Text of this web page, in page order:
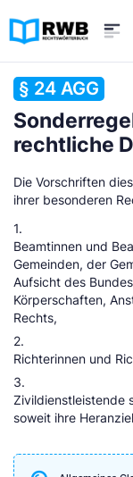
§ 24 AGG
rechtliche
Die Vorschriften
ihrer besonderen
1.
Beamtinnen und
Gemeinden, der
Aufsicht des
Körperschaften,
Rechts,
2.
Richterinnen und
3.
Zivildienstleistende
soweit ihre